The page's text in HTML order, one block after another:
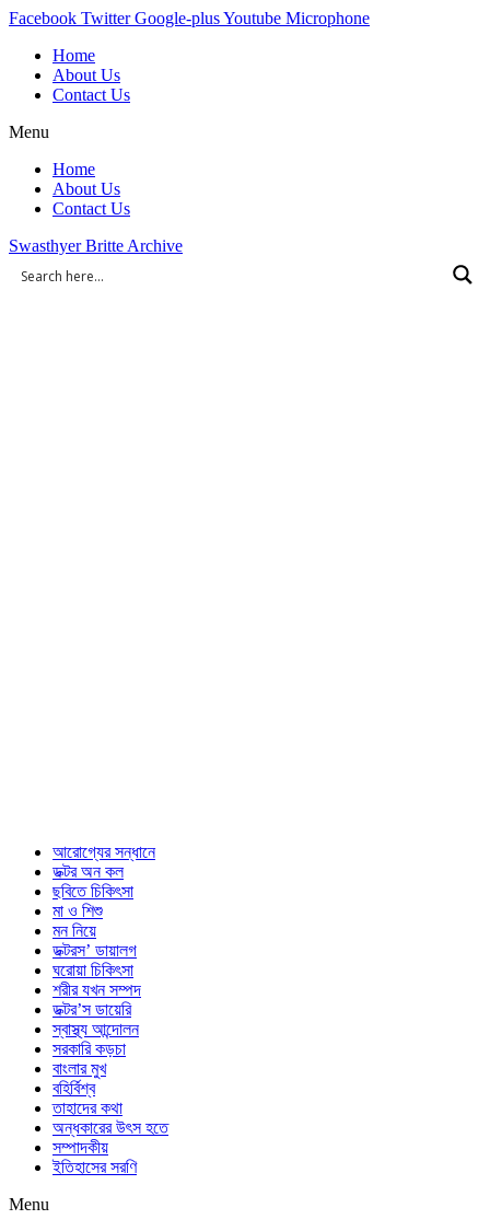
Skip
content
Facebook Twitter Google-plusYoutube Microphone
Home
About Us
Contact Us
Menu
Home
About Us
Contact Us
Swasthyer Britte Archive
আরোগ্যের সন্ধানে
ডক্টর অন কল
ছবিতে চিকিৎসা
মা ও শিশু
মন নিয়ে
ডক্টরস’ ডায়ালগ
ঘরোয়া চিকিৎসা
শরীর যখন সম্পদ
ডক্টর’স ডায়েরি
স্বাস্থ্য আন্দোলন
সরকারি কড়চা
বাংলার মুখ
বহির্বিশ্ব
তাহাদের কথা
অন্ধকারের উৎস হতে
সম্পাদকীয়
ইতিহাসের সরণি
Menu